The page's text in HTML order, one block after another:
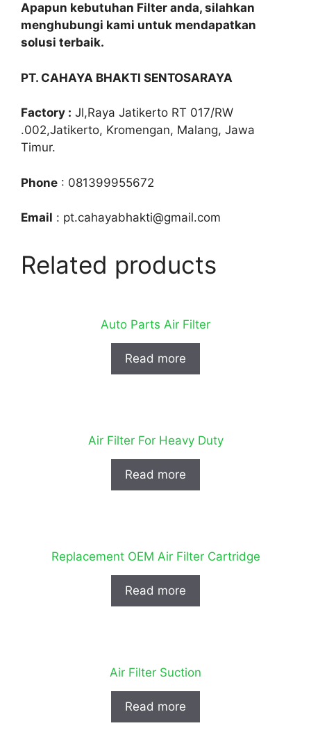
Apapun kebutuhan Filter anda, silahkan
menghubungi kami untuk mendapatkan
solusi terbaik.
PT. CAHAYA BHAKTI SENTOSARAYA
Factory : Jl,Raya Jatikerto RT 017/RW
.002,Jatikerto, Kromengan, Malang, Jawa
Timur.
Phone : 081399955672
Email : pt.cahayabhakti@gmail.com
Related products
Auto Parts Air Filter
Read more
Air Filter For Heavy Duty
Read more
Replacement OEM Air Filter Cartridge
Read more
Air Filter Suction
Read more